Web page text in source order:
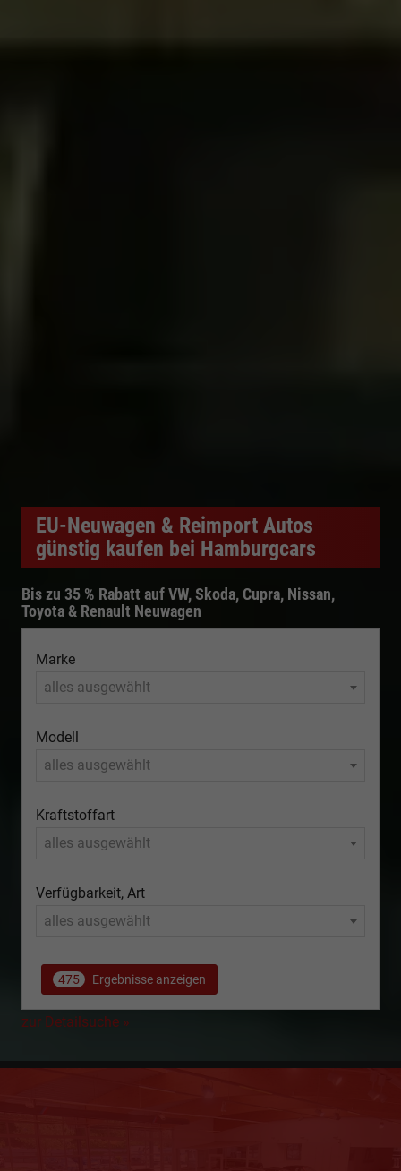
EU-Neuwagen & Reimport Autos
günstig kaufen bei Hamburgcars
Bis zu 35 % Rabatt auf VW, Skoda, Cupra, Nissan,
Toyota & Renault Neuwagen
Marke
alles ausgewählt
Modell
alles ausgewählt
Kraftstoffart
alles ausgewählt
Verfügbarkeit, Art
alles ausgewählt
475 Ergebnisse anzeigen
zur Detailsuche »